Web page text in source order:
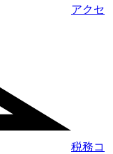
アクセ
税務コ